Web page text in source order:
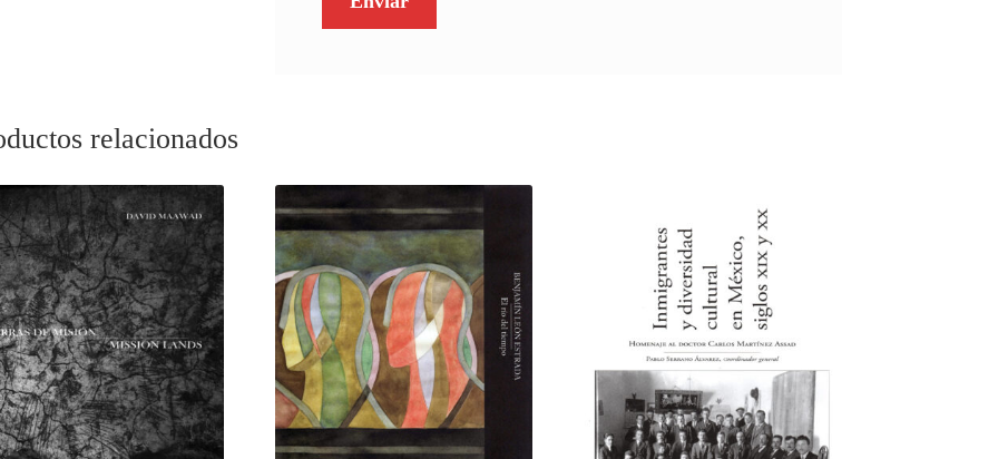
relacionados